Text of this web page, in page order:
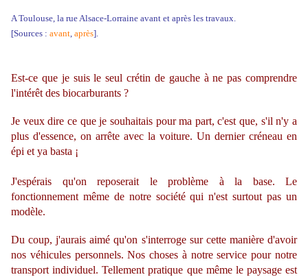
A Toulouse, la rue Alsace-Lorraine avant et après les travaux.
[Sources : avant, après].
Est-ce que je suis le seul crétin de gauche à ne pas comprendre
l'intérêt des biocarburants ?
Je veux dire ce que je souhaitais pour ma part, c'est que, s'il n'y a
plus d'essence, on arrête avec la voiture. Un dernier créneau en
épi et ya basta ¡
J'espérais qu'on reposerait le problème à la base. Le
fonctionnement même de notre société qui n'est surtout pas un
modèle.
Du coup, j'aurais aimé qu'on s'interroge sur cette manière d'avoir
nos véhicules personnels. Nos choses à notre service pour notre
transport individuel. Tellement pratique que même le paysage est